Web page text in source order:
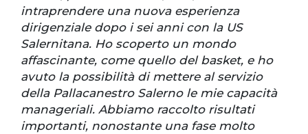
intraprendere una nuova esperienza
dirigenziale dopo i sei anni con la US
Salernitana. Ho scoperto un mondo
affascinante, come quello del basket, e ho
avuto la possibilità di mettere al servizio
della Pallacanestro Salerno le mie capacità
manageriali. Abbiamo raccolto risultati
importanti, nonostante una fase molto